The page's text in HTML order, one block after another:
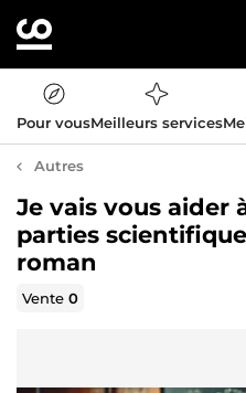
Pour vousMeilleurs services
Autres
Je vais vous aider
parties
roman
Vente0